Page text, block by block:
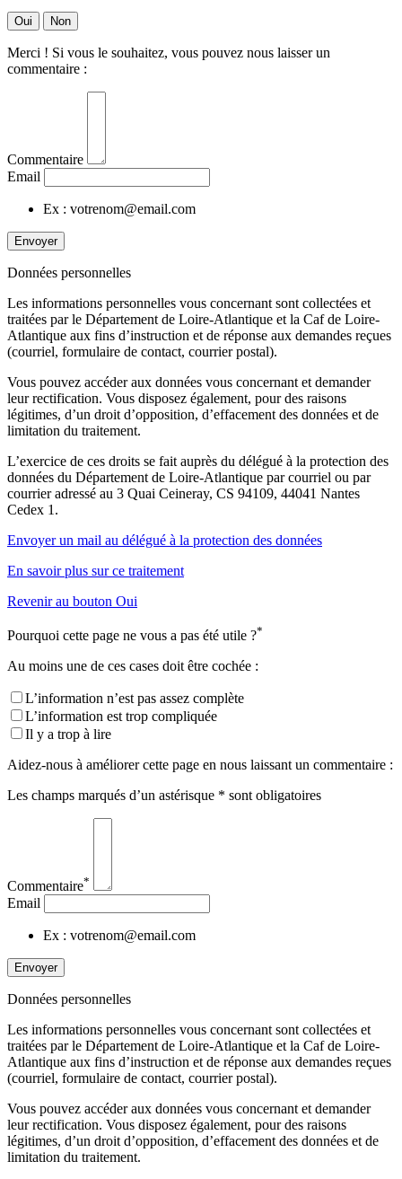
Oui Non
Merci ! Si vous le souhaitez, vous pouvez nous laisser un
commentaire :
Commentaire
Email
Ex : votrenom@email.com
Envoyer
Données personnelles
Les informations personnelles vous concernant sont collectées et
traitées par le Département de Loire-Atlantique et la Caf de Loire-
Atlantique aux fins d’instruction et de réponse aux demandes reçues
(courriel, formulaire de contact, courrier postal).
Vous pouvez accéder aux données vous concernant et demander
leur rectification. Vous disposez également, pour des raisons
légitimes, d’un droit d’opposition, d’effacement des données et de
limitation du traitement.
L’exercice de ces droits se fait auprès du délégué à la protection des
données du Département de Loire-Atlantique par courriel ou par
courrier adressé au 3 Quai Ceineray, CS 94109, 44041 Nantes
Cedex 1.
Envoyer un mail au délégué à la protection des données
En savoir plus sur ce traitement
Revenir au bouton Oui
Pourquoi cette page ne vous a pas été utile ?*
Au moins une de ces cases doit être cochée :
L’information n’est pas assez complète
L’information est trop compliquée
Il y a trop à lire
Aidez-nous à améliorer cette page en nous laissant un commentaire :
Les champs marqués d’un astérisque * sont obligatoires
Commentaire*
Email
Ex : votrenom@email.com
Envoyer
Données personnelles
Les informations personnelles vous concernant sont collectées et
traitées par le Département de Loire-Atlantique et la Caf de Loire-
Atlantique aux fins d’instruction et de réponse aux demandes reçues
(courriel, formulaire de contact, courrier postal).
Vous pouvez accéder aux données vous concernant et demander
leur rectification. Vous disposez également, pour des raisons
légitimes, d’un droit d’opposition, d’effacement des données et de
limitation du traitement.